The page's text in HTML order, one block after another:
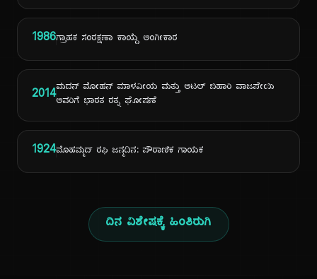
1986ಗ್ರಾಹಕ ಸಂರಕ್ಷಣಾ ಕಾಯ್ದೆ ಅಂಗೀಕಾರ
2014ಮದನ್ ಮೋಹನ್ ಮಾಳವೀಯ ಮತ್ತು ಅಟಲ್ ಬಿಹಾರಿ ವಾಜಪೇಯಿ
ಅವರಿಗೆ ಭಾರತ ರತ್ನ ಘೋಷಣೆ
1924ಮೊಹಮ್ಮದ್ ರಫಿ ಜನ್ಮದಿನ: ಪೌರಾಣಿಕ ಗಾಯಕ
ದಿನ ವಿಶೇಷಕ್ಕೆ ಹಿಂತಿರುಗಿ